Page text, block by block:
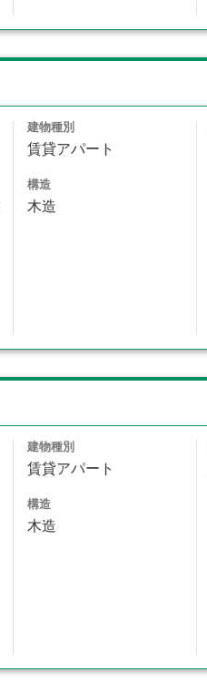
建物種別
賃貸アパート
構造
木造
建物種別
賃貸アパート
構造
木造